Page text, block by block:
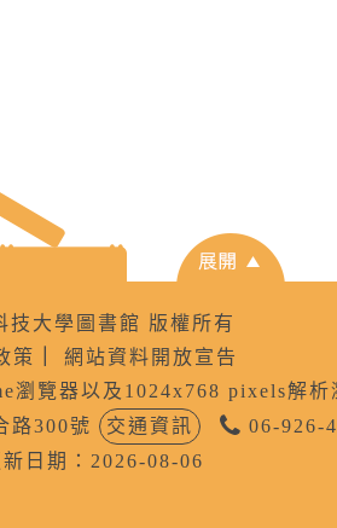
大學圖書館 版權所有
策
網站資料開放宣告
瀏覽器以及1024x768 pixels解析
路300號
交通資訊
06-926-
新日期：2026-08-06